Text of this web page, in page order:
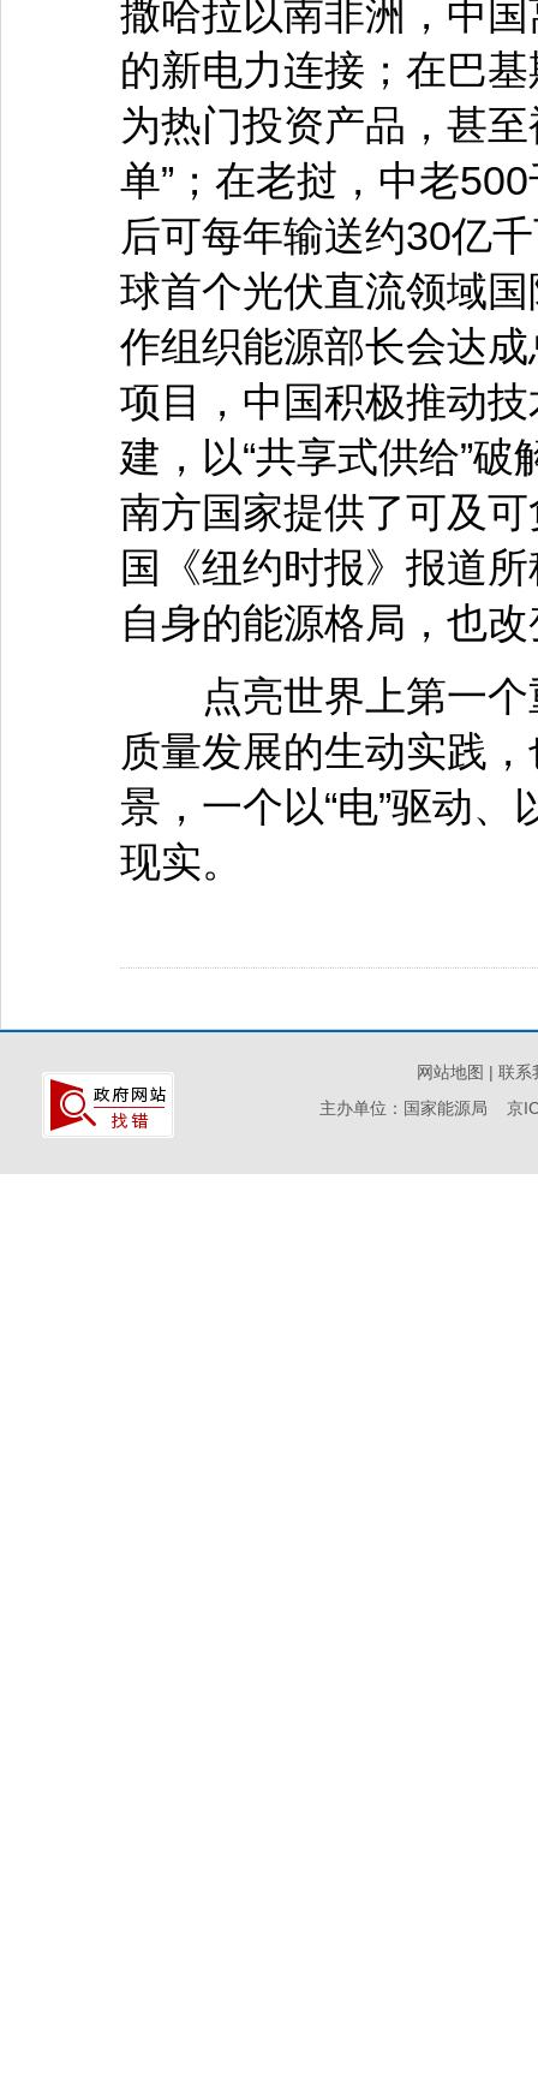
撒哈拉以南非洲，中
的新电力连接；在巴
为热门投资产品，甚
单”；在老挝，中老
后可每年输送约30亿
球首个光伏直流领域
作组织能源部长会达
项目，中国积极推动
建，以“共享式供给”
南方国家提供了可及
国《纽约时报》报道
自身的能源格局，也
点亮世界上第一个
质量发展的生动实践
景，一个以“电”驱动、
现实。